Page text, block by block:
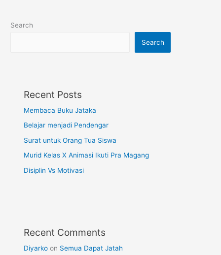
Search
Search
Recent Posts
Membaca Buku Jataka
Belajar menjadi Pendengar
Surat untuk Orang Tua Siswa
Murid Kelas X Animasi Ikuti Pra Magang
Disiplin Vs Motivasi
Recent Comments
Diyarko on Semua Dapat Jatah